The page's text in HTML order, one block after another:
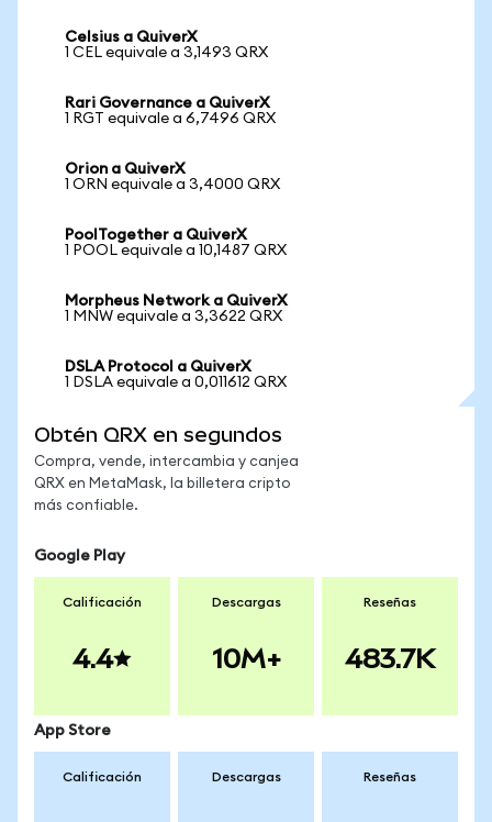
Celsius a QuiverX
1 CEL equivale a 3,1493 QRX
Rari Governance a QuiverX
1 RGT equivale a 6,7496 QRX
Orion a QuiverX
1 ORN equivale a 3,4000 QRX
PoolTogether a QuiverX
1 POOL equivale a 10,1487 QRX
Morpheus Network a QuiverX
1 MNW equivale a 3,3622 QRX
DSLA Protocol a QuiverX
1 DSLA equivale a 0,011612 QRX
Obtén QRX en segundos
Compra, vende, intercambia y canjea
QRX en MetaMask, la billetera cripto
más confiable.
Google Play
Calificación
4.4
Descargas
10M+
Reseñas
483.7K
App Store
Calificación Descargas Reseñas